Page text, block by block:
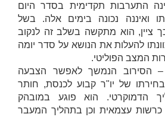
התערבות תקדימית בסדר היום
ואיננה נכונה בימים אלה. בשל
ציין, הוא מתקשה בשלב זה לנקוב
להעלות את הנושא על סדר יומה
המצב הפוליטי.
הסירוב הנמשך לאפשר הצבעה
של יו"ר קבוע לכנסת, חותר
הדמוקרטי. הוא פוגע במובהק
עצמאית וכן בתהליך המעבר